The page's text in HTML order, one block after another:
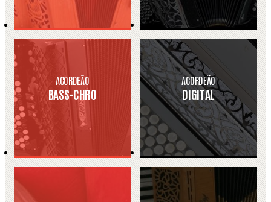
ACORDEÃO
BASS-CHRO
ACORDEÃO
DIGITAL